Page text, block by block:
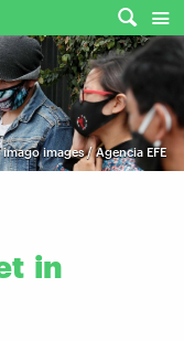
imago images / Agencia EFE
in